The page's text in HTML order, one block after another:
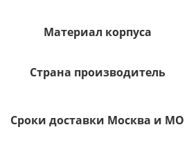
Материал корпуса
Страна производитель
Сроки доставки Москва и МО